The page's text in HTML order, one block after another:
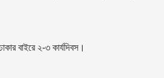
বাইরে ২-৩ কার্যদিবস।